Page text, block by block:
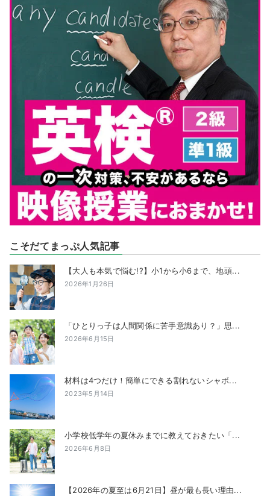
こそだてまっぷ人気記事
【大人も本気で悩む!?】小1から小6まで、地頭...
2026年1月26日
「ひとりっ子は人間関係に苦手意識あり？」思...
2026年6月15日
材料は4つだけ！簡単にできる割れないシャボ...
2023年5月14日
小学校低学年の夏休みまでに教えておきたい「...
2026年6月8日
【2026年の夏至は6月21日】昼が最も長い理由...